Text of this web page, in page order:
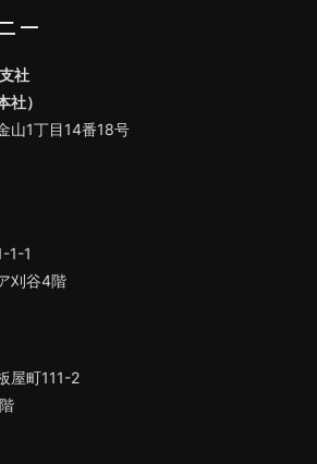
ー
社
社）
山1丁目14番18号
1-1
刈谷4階
屋町111-2